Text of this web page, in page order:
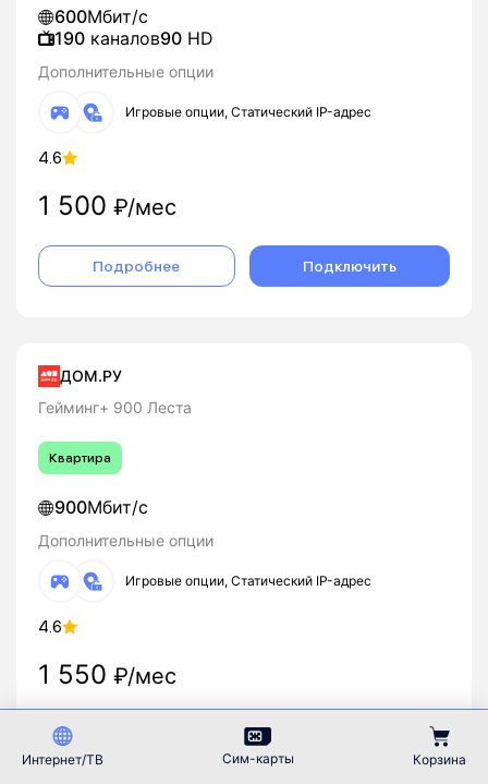
600Мбит/с
190 каналов90 HD
Дополнительные опции
Игровые опции, Статический IP-адрес
4.6
1 500 ₽/мес
Подробнее Подключить
ДОМ.РУ
Гейминг+ 900 Леста
Квартира
900Мбит/с
Дополнительные опции
Игровые опции, Статический IP-адрес
4.6
1 550 ₽/мес
Интернет/ТВ Сим-карты Корзина